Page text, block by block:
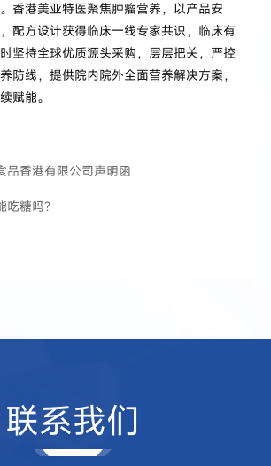
香港美亚特医聚焦肿瘤营养，以产品安
配方设计获得临床一线专家共识，临床有
坚持全球优质源头采购，层层把关，严控
防线，提供院内院外全面营养解决方案，
赋能。
品香港有限公司声明函
吃糖吗？
联系我们